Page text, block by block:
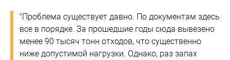
"Проблема существует давно. По документам здесь
все в порядке. За прошедшие годы сюда вывезено
менее 90 тысяч тонн отходов, что существенно
ниже допустимой нагрузки. Однако, раз запах